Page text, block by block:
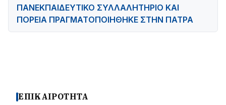
ΠΑΝΕΚΠΑΙΔΕΥΤΙΚΟ ΣΥΛΛΑΛΗΤΗΡΙΟ ΚΑΙ
ΠΟΡΕΙΑ ΠΡΑΓΜΑΤΟΠΟΙΗΘΗΚΕ ΣΤΗΝ ΠΑΤΡΑ
ΕΠΙΚΑΙΡΟΤΗΤΑ